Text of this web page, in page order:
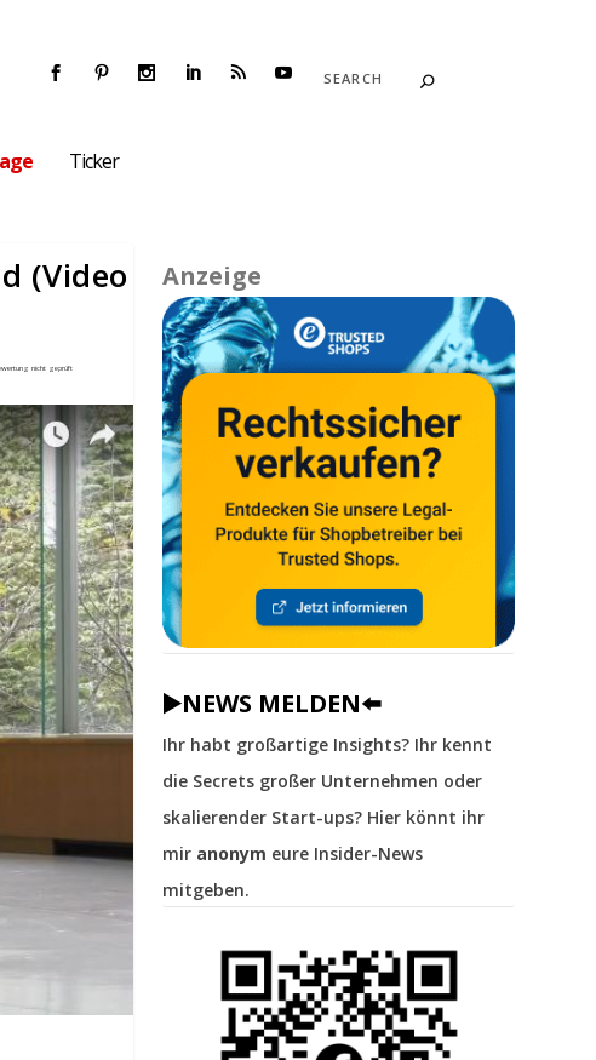
Ticker
(Video
Anzeige
▶️NEWS MELDEN⬅️
Ihr habt großartige Insights? Ihr kennt
die Secrets großer Unternehmen oder
skalierender Start-ups? Hier könnt ihr
mir anonym eure Insider-News
mitgeben.